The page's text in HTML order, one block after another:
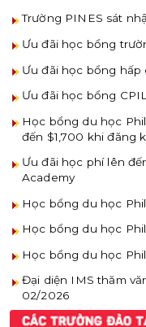
Trường PINES sát
Ưu đãi học bổng
Ưu đãi học bổng hấp
Ưu đãi học bổng
Học bổng du học
đến $1,700 khi đăng
Ưu đãi học phí lên
Academy
Học bổng du học
Học bổng du học
Học bổng du học
Đại diện IMS thăm
02/2026